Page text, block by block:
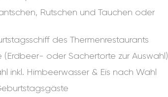
Rutschen und Tauchen oder
des Thermenrestaurants
(Erdbeer- oder Sachertorte zur Auswahl)
inkl. Himbeerwasser & Eis nach Wahl